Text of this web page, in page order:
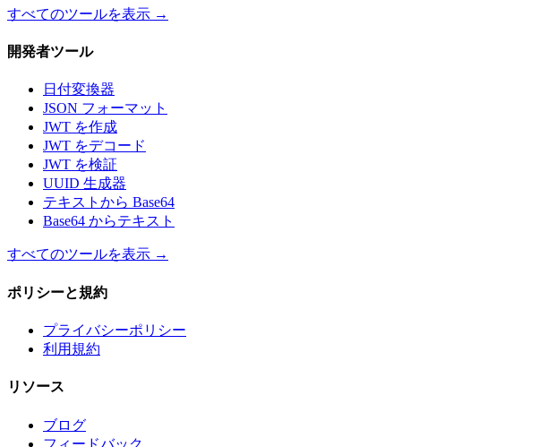
すべてのツールを表示 →
開発者ツール
日付変換器
JSON フォーマット
JWT を作成
JWT をデコード
JWT を検証
UUID 生成器
テキストから Base64
Base64 からテキスト
すべてのツールを表示 →
ポリシーと規約
プライバシーポリシー
利用規約
リソース
ブログ
フィードバック